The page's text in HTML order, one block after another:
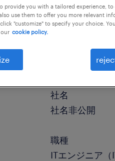
社名
社名非公開
職種
ITエンジニア（
provide you with a tailored experience,
use them to offer you more relevant
"customize" to specify your choice.
cookie policy.